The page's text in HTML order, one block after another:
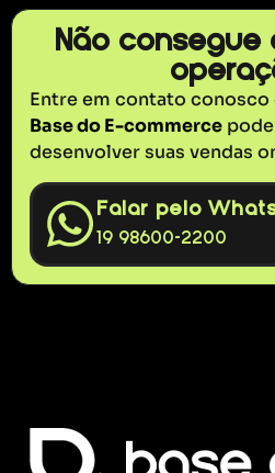
Não consegue
Entre em contato conosco
Base do E-commerce
desenvolver suas vendas
Falar pelo
19 98600-2200